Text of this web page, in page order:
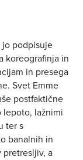
jo podpisuje
koreografinja in
in presega
Svet Emme
postfaktične
lepoto, lažnimi
ter s
banalnih in
pretresljiv, a